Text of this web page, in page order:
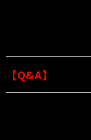
【Q&A】